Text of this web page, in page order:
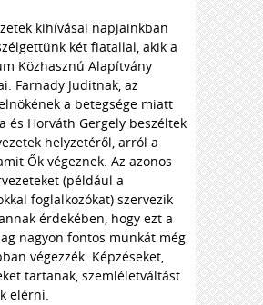
kihívásai napjainkban
két fiatallal, akik a
Közhasznú Alapítvány
Farnady Juditnak, az
a betegsége miatt
és Horváth Gergely beszéltek
helyzetéről, arról a
Ők végeznek. Az azonos
(például a
foglalkozókat) szervezik
érdekében, hogy ezt a
nagyon fontos munkát még
végezzék. Képzéseket,
tartanak, szemléletváltást
elérni.